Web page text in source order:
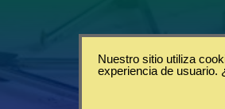
Nuestro sitio utiliza
experiencia de usuario.